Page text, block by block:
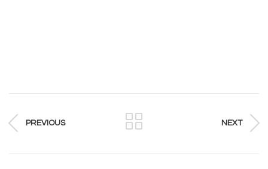
PREVIOUS NEXT